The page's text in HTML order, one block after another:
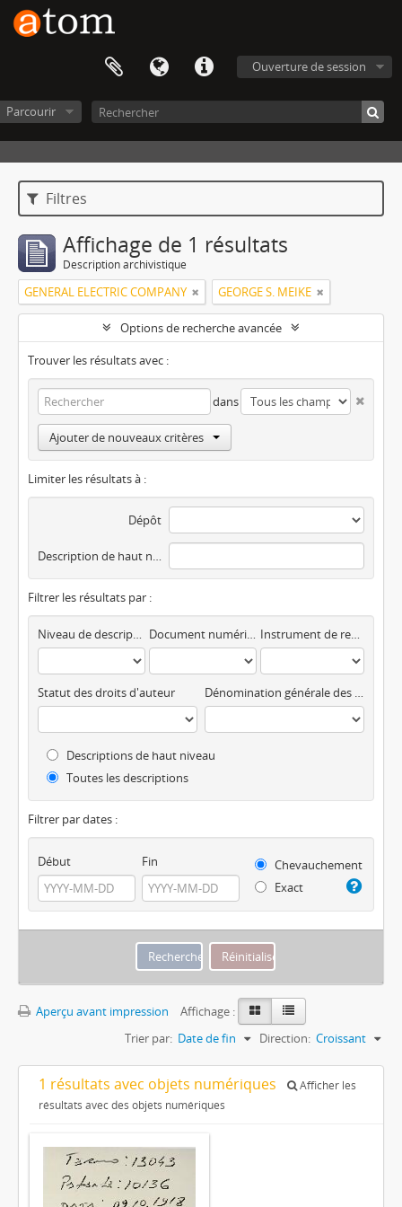
Ouverture de session
Parcourir
Filtres
Affichage de 1 résultats
Description archivistique
GENERAL ELECTRIC COMPANY GEORGE S. MEIKE
Options de recherche avancée
Trouver les résultats avec :
dans
Ajouter de nouveaux critères
Limiter les résultats à :
Dépôt
Description de haut niveau
Filtrer les résultats par :
Niveau de description Document numérique disponible Instrument de recherche
Statut des droits d'auteur Dénomination générale des documents
Descriptions de haut niveau
Toutes les descriptions
Filtrer par dates :
Début Fin
Chevauchement
Exact
Aperçu avant impression
Affichage :
Trier par: Date de fin Direction: Croissant
1 résultats avec objets numériques
Afficher les
résultats avec des objets numériques